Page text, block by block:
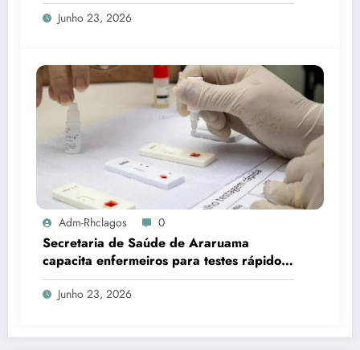
Junho 23, 2026
Adm-Rhclagos 0
Secretaria de Saúde de Araruama
capacita enfermeiros para testes rápidos
de HIV, sífilis e hepatites
Junho 23, 2026